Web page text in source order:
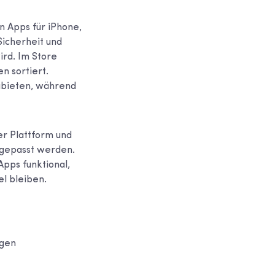
Apps für iPhone,
und
Im Store
sortiert.
während
Plattform und
werden.
funktional,
bleiben.